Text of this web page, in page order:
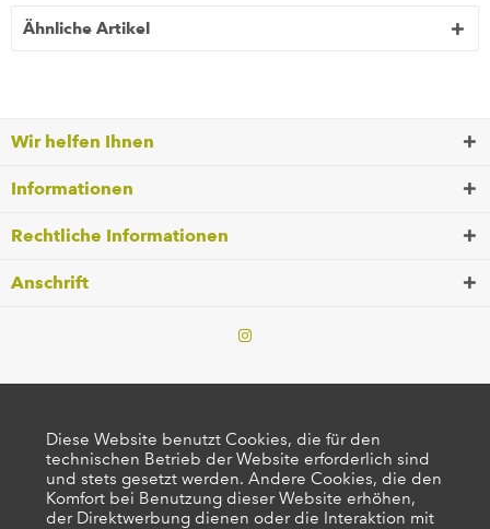
Ähnliche Artikel
Wir helfen Ihnen
Informationen
Rechtliche Informationen
Anschrift
Diese Website benutzt Cookies, die für den
technischen Betrieb der Website erforderlich sind
und stets gesetzt werden. Andere Cookies, die den
Komfort bei Benutzung dieser Website erhöhen,
der Direktwerbung dienen oder die Interaktion mit